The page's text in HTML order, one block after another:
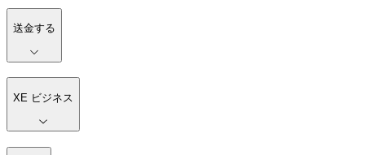
送金する
XE ビジネス